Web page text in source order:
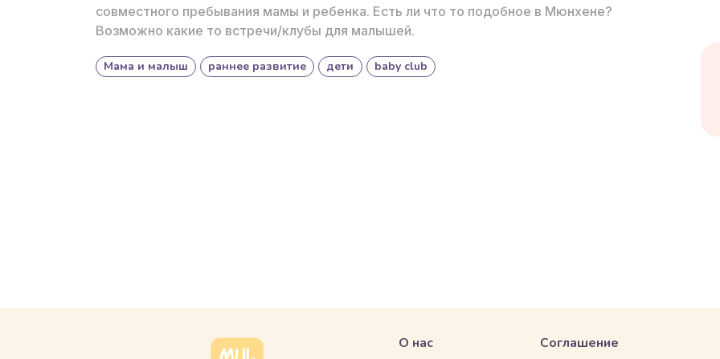
совместного пребывания мамы и ребенка. Есть ли что то подобное в Мюнхене?
Возможно какие то встречи/клубы для малышей.
Мама и малыш раннее развитие дети baby club
О нас Соглашение